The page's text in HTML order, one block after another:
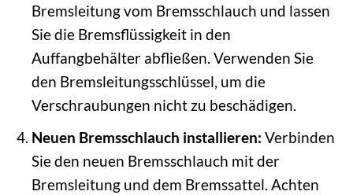
Bremsleitung vom Bremsschlauch und lassen
Sie die Bremsflüssigkeit in den
Auffangbehälter abfließen. Verwenden Sie
den Bremsleitungsschlüssel, um die
Verschraubungen nicht zu beschädigen.
Neuen Bremsschlauch installieren: Verbinden
Sie den neuen Bremsschlauch mit der
Bremsleitung und dem Bremssattel. Achten